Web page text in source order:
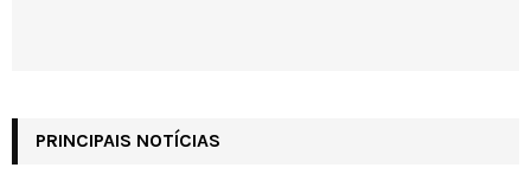
PRINCIPAIS NOTÍCIAS